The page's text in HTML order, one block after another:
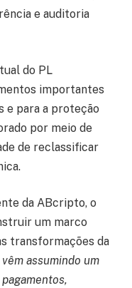
e auditoria
do PL
importantes
e para a proteção
por meio de
de reclassificar
da ABcripto, o
um marco
transformações da
assumindo um